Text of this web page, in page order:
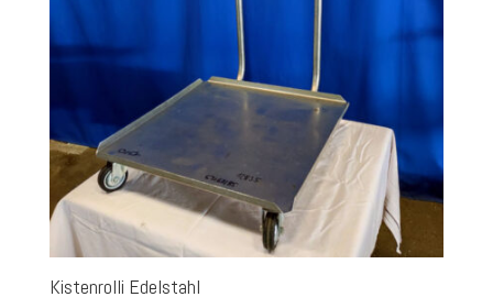
Kistenrolli Edelstahl